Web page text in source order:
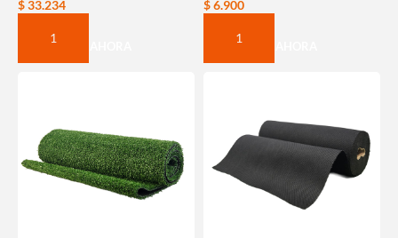
$33.234
COMPRAR AHORA
$6.900
COMPRAR AHORA